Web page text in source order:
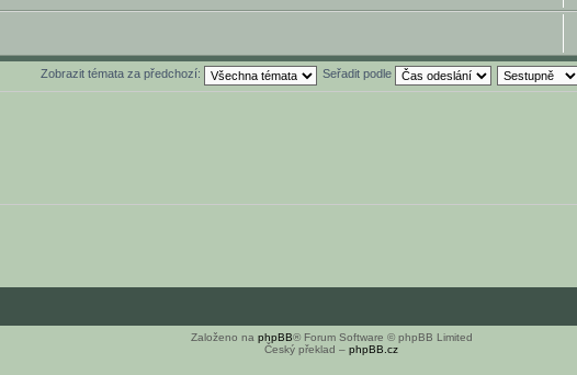
Zobrazit témata za předchozí: Seřadit podle
Založeno na phpBB® Forum Software © phpBB Limited
Český překlad – phpBB.cz